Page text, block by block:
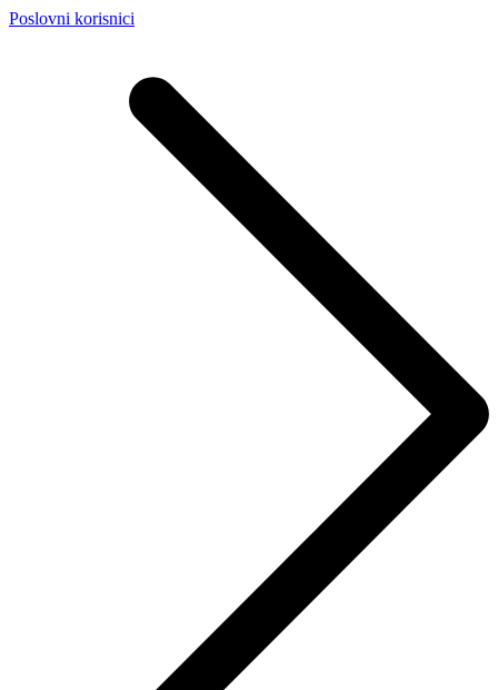
Poslovni korisnici